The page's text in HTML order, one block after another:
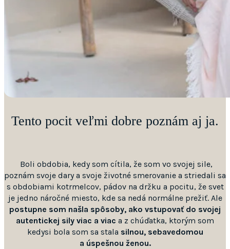
Tento pocit veľmi dobre poznám aj ja.
Boli obdobia, kedy som cítila, že som vo svojej sile,
poznám svoje dary a svoje životné smerovanie a striedali sa
s obdobiami kotrmelcov, pádov na držku a pocitu, že svet
je jedno náročné miesto, kde sa nedá normálne prežiť. Ale
postupne som našla spôsoby, ako vstupovať do svojej
autentickej sily viac a viac a z chúďatka, ktorým som
kedysi bola som sa stala silnou, sebavedomou
a úspešnou ženou.